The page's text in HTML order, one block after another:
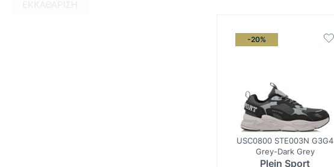
-20%
USC0800 STE003N G3G4
Grey-Dark Grey
Plein Sport